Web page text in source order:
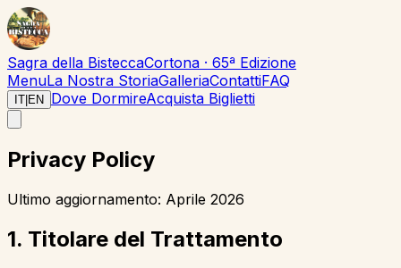
Sagra della BisteccaCortona · 65ª Edizione
MenuLa Nostra StoriaGalleriaContattiFAQ
IT EN Dove DormireAcquista Biglietti
Privacy Policy
Ultimo aggiornamento: Aprile 2026
1. Titolare del Trattamento